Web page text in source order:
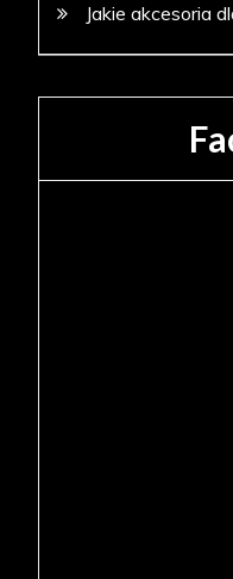
Jakie akcesoria